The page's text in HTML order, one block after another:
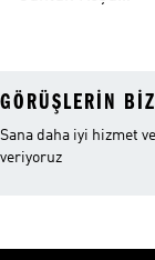
GÖRÜŞLERIN
Sana daha iyi hizmet
veriyoruz